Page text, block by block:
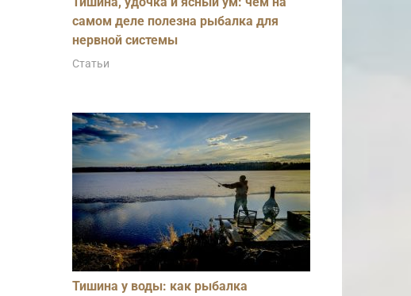
самом деле полезна рыбалка для
нервной системы
Статьи
Тишина у воды: как рыбалка